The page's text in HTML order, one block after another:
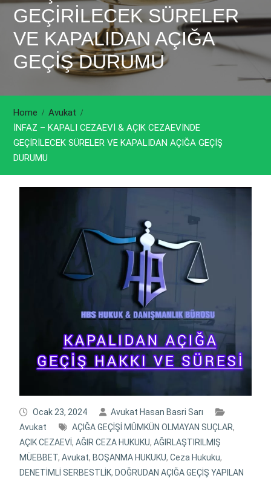
GEÇİRİLECEK SÜRELER
VE KAPALIDAN AÇIĞA
GEÇİŞ DURUMU
Home
Avukat
İNFAZ – KAPALI CEZAEVİ & AÇIK CEZAEVİNDE
GEÇİRİLECEK SÜRELER VE KAPALIDAN AÇIĞA GEÇİŞ
DURUMU
Ocak 23, 2024
Avukat Hasan Basri Sarı
Avukat
AÇIĞA GEÇİŞİ MÜMKÜN OLMAYAN SUÇLAR,
AÇIK CEZAEVİ, AĞIR CEZA HUKUKU, AĞIRLAŞTIRILMIŞ
MÜEBBET, Avukat, BOŞANMA HUKUKU, Ceza Hukuku,
DENETİMLİ SERBESTLİK, DOĞRUDAN AÇIĞA GEÇİŞ YAPILAN